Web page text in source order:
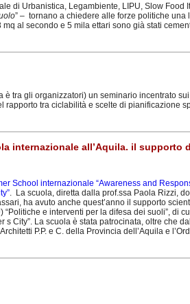
di Urbanistica, Legambiente, LIPU, Slow Food
” – tornano a chiedere alle forze politiche una
al secondo e 5 mila ettari sono già stati
è tra gli organizzatori) un seminario incentrato
tra ciclabilità e scelte di pianificazione
internazionale all’Aquila. il supporto
School internazionale “Awareness and
. La scuola, diretta dalla prof.ssa Paola Rizzi,
ha avuto anche quest’anno il supporto
e interventi per la difesa dei suoli”, di
City”. La scuola è stata patrocinata, oltre che
P.P. e C. della Provincia dell’Aquila e